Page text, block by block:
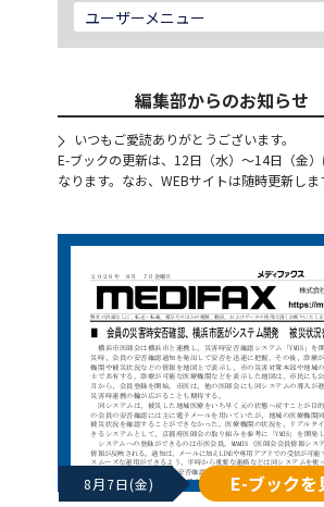
ユーザーメニュー
編集部からのお知らせ
いつもご愛読ありがとうございます。
E-ブックの更新は、12日（水）～14日（金）
なります。なお、WEBサイトは随時更新しま
8月7日(金) E-ブックを